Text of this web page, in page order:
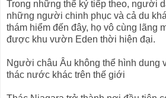
Trong những thế kỷ tiếp theo, người
những người chinh phục và cả du
thám hiểm đến đây, họ vô cùng lãng
được khu vườn Eden thời hiện đại.
Người châu Âu không thể hình dung
thác nước khác trên thế giới